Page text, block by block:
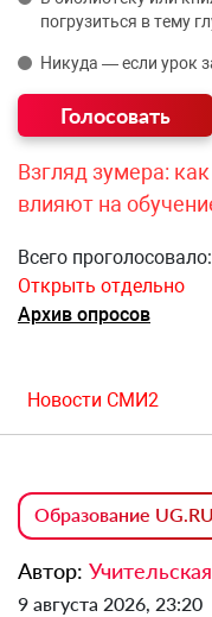
погрузиться в тему
Никуда — если урок
Взгляд зумера:
влияют на
Всего
Открыть отдельно
Архив опросов
Новости СМИ2
Образование UG.RU
Автор:
9 августа 2026, 23:20